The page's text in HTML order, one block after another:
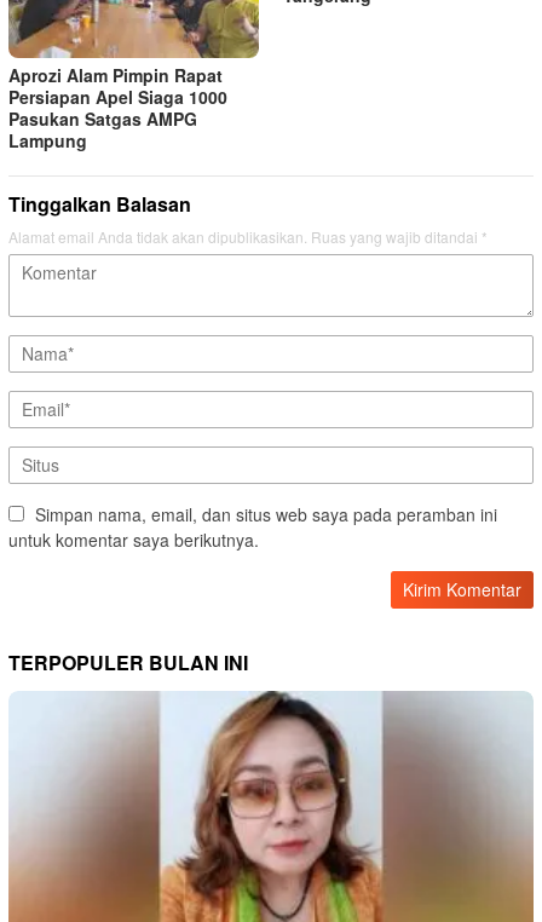
Aprozi Alam Pimpin Rapat
Persiapan Apel Siaga 1000
Pasukan Satgas AMPG
Lampung
Tinggalkan Balasan
Alamat email Anda tidak akan dipublikasikan. Ruas yang wajib ditandai *
Simpan nama, email, dan situs web saya pada peramban ini
untuk komentar saya berikutnya.
TERPOPULER BULAN INI